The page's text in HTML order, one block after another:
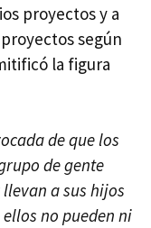
proyectos y a
según
la figura
de que los
de gente
a sus hijos
no pueden ni